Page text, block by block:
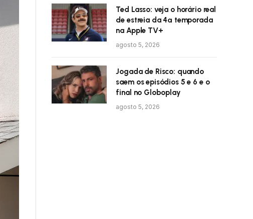
Ted Lasso: veja o horário real
de estreia da 4ª temporada
na Apple TV+
agosto 5, 2026
Jogada de Risco: quando
saem os episódios 5 e 6 e o
final no Globoplay
agosto 5, 2026